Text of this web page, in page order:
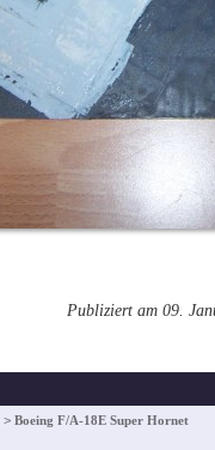
Publiziert am 09.
> Boeing F/A-18E Super Hornet